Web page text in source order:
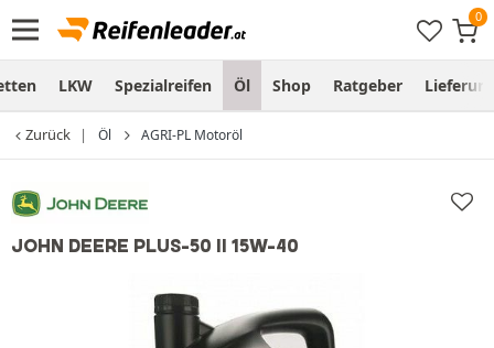
LKW Spezialreifen Öl Shop Ratgeber
Zurück Öl AGRI-PL Motoröl
JOHN DEERE PLUS-50 II 15W-40